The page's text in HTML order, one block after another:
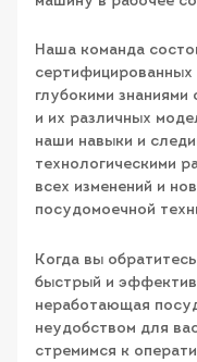
Наша команда
глубокими
и их различных
наши навыки и
технологическими
всех изменений и
посудомоечной
Когда вы
быстрый и
неработающая
неудобством для
стремимся к